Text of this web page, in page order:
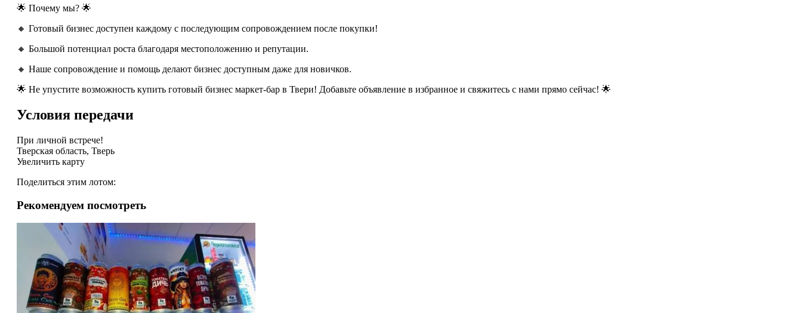
🌟 Почему мы? 🌟
🔸 Готовый бизнес доступен каждому с последующим сопровождением после покупки!
🔸 Большой потенциал роста благодаря местоположению и репутации.
🔸 Наше сопровождение и помощь делают бизнес доступным даже для новичков.
🌟 Не упустите возможность купить готовый бизнес маркет-бар в Твери! Добавьте объявление в избранное и свяжитесь с нами прямо сейчас! 🌟
Условия передачи
При личной встрече!
Тверская область, Тверь
Увеличить карту
Поделиться этим лотом:
Рекомендуем посмотреть